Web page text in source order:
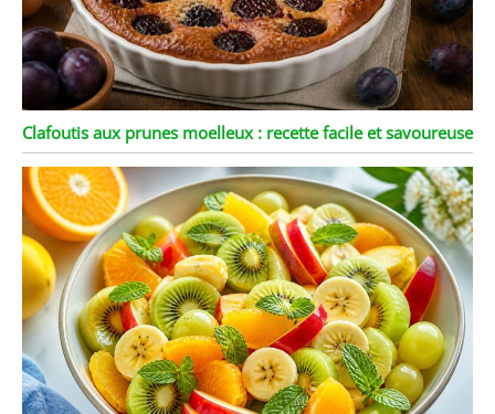
Clafoutis aux prunes moelleux : recette facile et savoureuse